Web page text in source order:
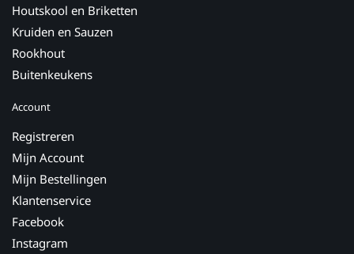
Houtskool en Briketten
Kruiden en Sauzen
Rookhout
Buitenkeukens
Account
Registreren
Mijn Account
Mijn Bestellingen
Klantenservice
Facebook
Instagram